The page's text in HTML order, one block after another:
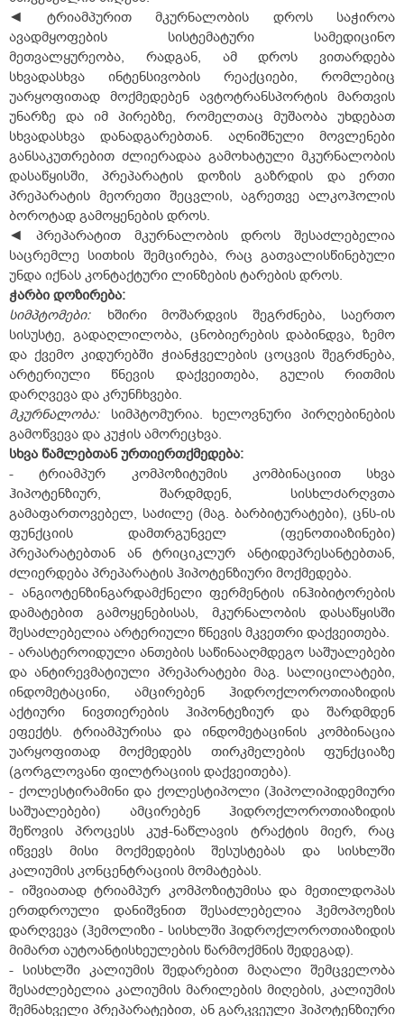
◄ ტრიამპურით მკურნალობის დროს საჭიროა
ავადმყოფების სისტემატური სამედიცინო
მეთვალყურეობა, რადგან, ამ დროს ვითარდება
სხვადასხვა ინტენსივობის რეაქციები, რომლებიც
უარყოფითად მოქმედებენ ავტოტრანსპორტის მართვის
უნარზე და იმ პირებზე, რომელთაც მუშაობა უხდებათ
სხვადასხვა დანადგარებთან. აღნიშნული მოვლენები
განსაკუთრებით ძლიერადაა გამოხატული მკურნალობის
დასაწყისში, პრეპარატის დოზის გაზრდის და ერთი
პრეპარატის მეორეთი შეცვლის, აგრეთვე ალკოჰოლის
ბოროტად გამოყენების დროს.
◄ პრეპარატით მკურნალობის დროს შესაძლებელია
საცრემლე სითხის შემცირება, რაც გათვალისწინებული
უნდა იქნას კონტაქტური ლინზების ტარების დროს.
ჭარბი დოზირება:
სიმპტომები:
ხშირი მოშარდვის შეგრძნება, საერთო
სისუსტე, გადაღლილობა, ცნობიერების დაბინდვა, ზემო
და ქვემო კიდურებში ჭიანჭველების ცოცვის შეგრძნება,
არტერიული წნევის დაქვეითება, გულის რითმის
დარღვევა და კრუნჩხვები.
მკურნალობა: სიმპტომურია. ხელოვნური პირღებინების
გამოწვევა და კუჭის ამორეცხვა.
სხვა წამლებთანურთიერთქმედება:
- ტრიამპურ კომპოზიტუმის კომბინაციით სხვა
ჰიპოტენზიურ, შარდმდენ, სისხლძარღვთა
გამაფართოვებელ, საძილე (მაგ. ბარბიტურატები), ცნს-ის
ფუნქციის დამთრგუნველ (ფენოთიაზინები)
პრეპარატებთან ან ტრიციკლურ ანტიდეპრესანტებთან,
ძლიერდება პრეპარატის ჰიპოტენზიური მოქმედება.
- ანგიოტენზინგარდამქნელი ფერმენტის ინჰიბიტორების
დამატებით გამოყენებისას, მკურნალობის დასაწყისში
შესაძლებელია არტერიული წნევის მკვეთრი დაქვეითება.
- არასტეროიდული ანთების საწინააღმდეგო საშუალებები
და ანტირევმატიული პრეპარატები მაგ. სალიცილატები,
ინდომეტაცინი, ამცირებენ ჰიდროქლოროთიაზიდის
აქტიური ნივთიერების ჰიპონტეზიურ და შარდმდენ
ეფექტს. ტრიამპურისა და ინდომეტაცინის კომბინაცია
უარყოფითად მოქმედებს თირკმელების ფუნქციაზე
(გორგლოვანი ფილტრაციის დაქვეითება).
- ქოლესტირამინი და ქოლესტიპოლი (ჰიპოლიპიდემიური
საშუალებები) ამცირებენ ჰიდროქლოროთიაზიდის
შეწოვის პროცესს კუჭ-ნაწლავის ტრაქტის მიერ, რაც
იწვევს მისი მოქმედების შესუსტებას და სისხლში
კალიუმის კონცენტრაციის მომატებას.
- იშვიათად ტრიამპურ კომპოზიტუმისა და მეთილდოპას
ერთდროული დანიშვნით შესაძლებელია ჰემოპოეზის
დარღვევა (ჰემოლიზი - სისხლში ჰიდროქლოროთიაზიდის
მიმართ აუტოანტისხეულების წარმოქმნის შედეგად).
- სისხლში კალიუმის შედარებით მაღალი შემცველობა
შესაძლებელია კალიუმის მარილების მიღების, კალიუმის
შემნახველი პრეპარატებით, ან გარკვეული ჰიპოტენზიური